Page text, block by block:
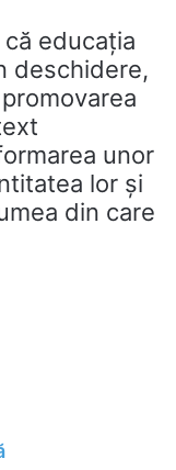
educația
deschidere,
unor
lor și
din care